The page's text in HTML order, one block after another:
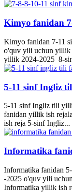
Kimyo fanidan
Kimyo fanidan 7-11
o'quv yili uchun yillik
yillik 2024-2025 8-
5-11 sinf Ingliz
5-11 sinf Ingliz tili
fanidan yillik ish
ish reja 5-sinf Ingliz...
Informatika
Informatika fanidan
-2025 o'quv yili
Informatika yillik ish